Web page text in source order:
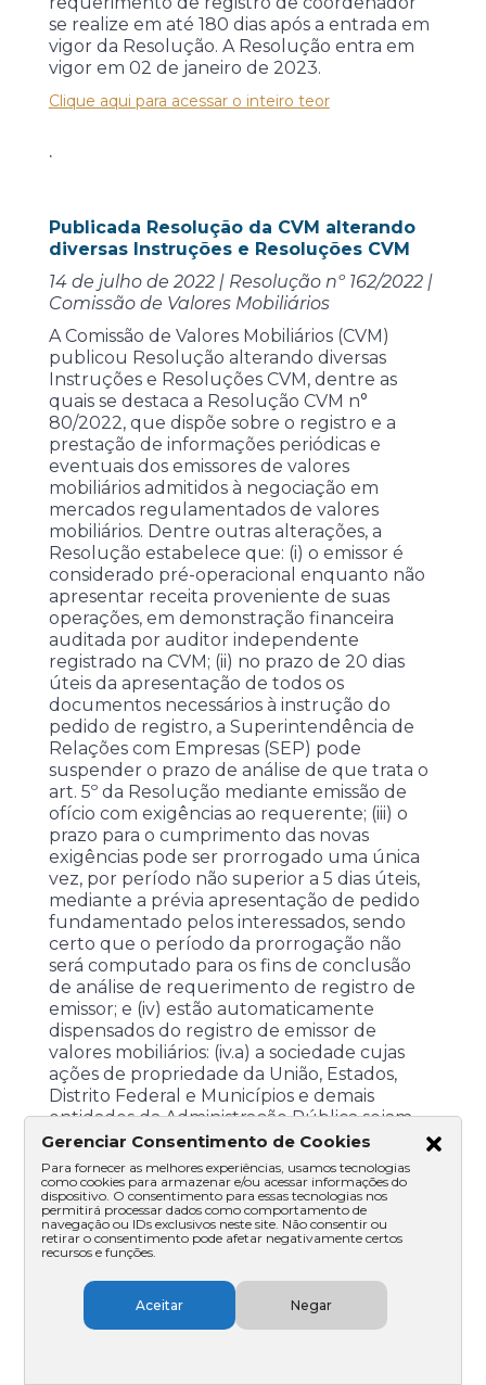
se realize em até 180 dias após a entrada em
vigor da Resolução. A Resolução entra em
vigor em 02 de janeiro de 2023.
Clique aqui para acessar o inteiro teor
.
Publicada Resolução da CVM alterando
diversas Instruções e Resoluções CVM
14 de julho de 2022 | Resolução nº 162/2022 |
Comissão de Valores Mobiliários
A Comissão de Valores Mobiliários (CVM)
publicou Resolução alterando diversas
Instruções e Resoluções CVM, dentre as
quais se destaca a Resolução CVM n°
80/2022, que dispõe sobre o registro e a
prestação de informações periódicas e
eventuais dos emissores de valores
mobiliários admitidos à negociação em
mercados regulamentados de valores
mobiliários. Dentre outras alterações, a
Resolução estabelece que: (i) o emissor é
considerado pré-operacional enquanto não
apresentar receita proveniente de suas
operações, em demonstração financeira
auditada por auditor independente
registrado na CVM; (ii) no prazo de 20 dias
úteis da apresentação de todos os
documentos necessários à instrução do
pedido de registro, a Superintendência de
Relações com Empresas (SEP) pode
suspender o prazo de análise de que trata o
art. 5º da Resolução mediante emissão de
ofício com exigências ao requerente; (iii) o
prazo para o cumprimento das novas
exigências pode ser prorrogado uma única
vez, por período não superior a 5 dias úteis,
mediante a prévia apresentação de pedido
fundamentado pelos interessados, sendo
certo que o período da prorrogação não
será computado para os fins de conclusão
de análise de requerimento de registro de
emissor; e (iv) estão automaticamente
dispensados do registro de emissor de
valores mobiliários: (iv.a) a sociedade cujas
ações de propriedade da União, Estados,
Distrito Federal e Municípios e demais
entidades da Administração Pública sejam
objeto de oferta não sujeita a
regulamentação específica sobre ofertas
públicas de distribuição de valores
mobiliários; (iv.b) o emissor de valores
mobiliários de títulos representativos de
dívida objeto de oferta pública destinada
cuja oferta seja realizada pelo rito
automático de distribuição, nos termos da
regulamentação que dispõe sobre as ofertas
Gerenciar Consentimento de Cookies
Para fornecer as melhores experiências, usamos tecnologias
como cookies para armazenar e/ou acessar informações do
dispositivo. O consentimento para essas tecnologias nos
permitirá processar dados como comportamento de
navegação ou IDs exclusivos neste site. Não consentir ou
retirar o consentimento pode afetar negativamente certos
recursos e funções.
Aceitar Negar